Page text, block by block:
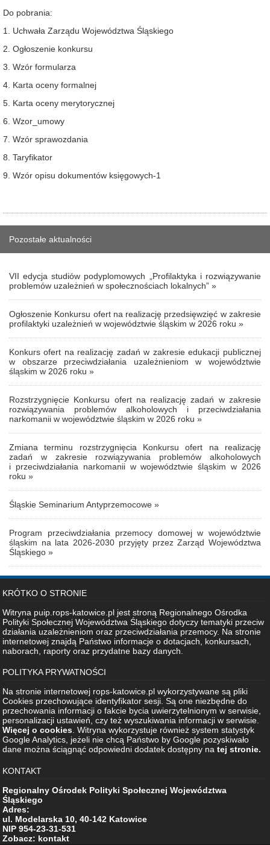
Do pobrania:
1. Uchwała Zarządu Województwa Śląskiego
2. Ogłoszenie konkursu
3. Wzór formularza
4. Karta oceny formalnej
5. Karta oceny merytorycznej
6. Wzor_umowy
7. Wzór sprawozdania
8. Taryfikator
9. Wzór opisu dokumentów księgowych-1
Pozostałe aktualności
VII edycja studiów podyplomowych „Profilaktyka i rozwiązywanie
problemów uzależnień w społecznościach lokalnych” »
Ogłoszenie Konkursu ofert na realizację przedsięwzięć w zakresie
profilaktyki uzależnień w województwie śląskim w 2026 roku »
Konkurs ofert na realizację zadań w zakresie edukacji publicznej
w obszarze przeciwdziałania uzależnieniom w województwie
śląskim w 2026 roku »
Rozstrzygnięcie Konkursu ofert na realizację zadań w zakresie
rozwiązywania problemów alkoholowych i przeciwdziałania
narkomanii w województwie śląskim w 2026 roku »
Zmiana terminu rozstrzygnięcia Konkursu ofert na realizację
zadań w zakresie rozwiązywania problemów alkoholowych
i przeciwdziałania narkomanii w województwie śląskim w 2026
roku »
Śląskie Seminarium Antyprzemocowe »
Program przeciwdziałania przemocy domowej w województwie
śląskim na lata 2026-2030 przyjęty przez Zarząd Województwa
Śląskiego »
KRÓTKO O STRONIE
Witryna puip.rops-katowice.pl jest stroną Regionalnego Ośrodka
Polityki Społecznej Województwa Śląskiego dotyczy tematyki przeciw
działania uzależnieniom oraz przeciwdziałania przemocy. Na stronie
internetowej znajdą Państwo informacje o dotacjach, konkursach,
naborach, raporty oraz przydatne bazy danych.
POLITYKA PRYWATNOŚCI
Na stronie internetowej rops-katowice.pl wykorzystywane są pliki
Cookies przechowujące identyfikator sesji. Są one niezbędne do
przechowania informacji o fakcie bycia uwierzytelnionym w serwisie,
personalizacji ustawień, czy też wyszukiwania informacji w serwisie.
Więcej o cookies . Witryna wykorzystuje również system statystyk
Google Analytics, jeżeli nie chcą Państwo by Google pozyskiwało
dane można ściągnąć odpowiedni dodatek dostępny na tej stronie.
KONTAKT
Regionalny Ośrodek Polityki Społecznej Województwa
Śląskiego
Adres:
ul. Modelarska 10, 40-142 Katowice
NIP 954-23-31-531
Zobacz: kontakt